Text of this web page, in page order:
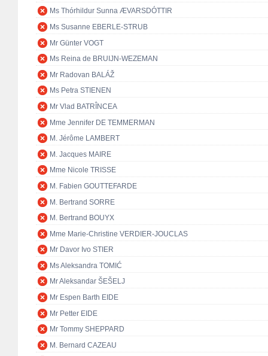
Ms Thórhildur Sunna ÆVARSDÓTTIR
Ms Susanne EBERLE-STRUB
Mr Günter VOGT
Ms Reina de BRUIJN-WEZEMAN
Mr Radovan BALÁŽ
Ms Petra STIENEN
Mr Vlad BATRÎNCEA
Mme Jennifer DE TEMMERMAN
M. Jérôme LAMBERT
M. Jacques MAIRE
Mme Nicole TRISSE
M. Fabien GOUTTEFARDE
M. Bertrand SORRE
M. Bertrand BOUYX
Mme Marie-Christine VERDIER-JOUCLAS
Mr Davor Ivo STIER
Ms Aleksandra TOMIĆ
Mr Aleksandar ŠEŠELJ
Mr Espen Barth EIDE
Mr Petter EIDE
Mr Tommy SHEPPARD
M. Bernard CAZEAU